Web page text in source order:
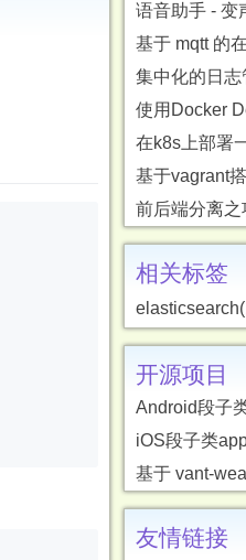
基于 mqtt 的
集中化的日志
使用Docker
在k8s上部署
基于vagrant
前后端分离之
相关标签
开源项目
Android段子
iOS段子类
基于 vant-
友情链接